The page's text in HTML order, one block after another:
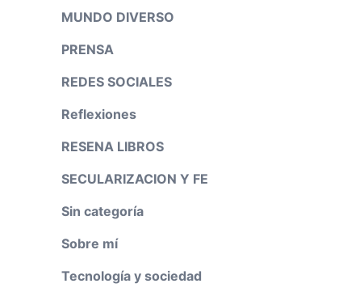
MUNDO DIVERSO
PRENSA
REDES SOCIALES
Reflexiones
RESENA LIBROS
SECULARIZACION Y FE
Sin categoría
Sobre mí
Tecnología y sociedad